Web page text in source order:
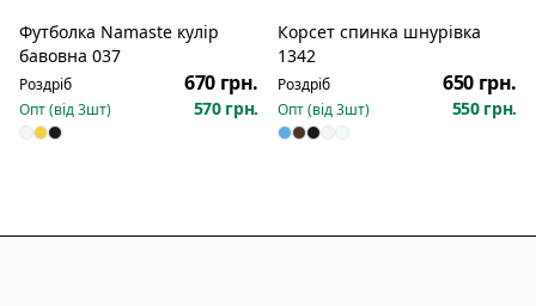
Новинка
Футболка Namaste кулір
бавовна 037
Роздріб 670 грн.
Опт (від3шт) 570 грн.
Новинка
Корсет спинка шнурівка
1342
Роздріб 650 грн.
Опт (від3шт) 550 грн.